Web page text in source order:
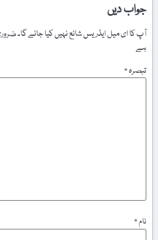
جواب دیں
آپ کا ای میل ایڈریس شائع نہیں کیا جائے گا۔
ہے
تبصرہ*
نام*